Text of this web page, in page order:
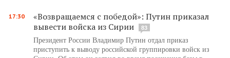
17:30
«Возвращаемся с победой»: Путин приказал
вывести войска из Сирии
83
Президент России Владимир Путин отдал приказ
приступить к выводу российской группировки войск из